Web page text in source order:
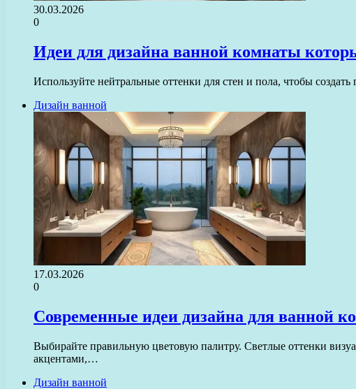
30.03.2026
0
Идеи для дизайна ванной комнаты
Используйте нейтральные оттенки для стен и пола, чтобы
Дизайн ванной
17.03.2026
0
Современные идеи дизайна для ванной
Выбирайте правильную цветовую палитру. Светлые оттенки
акцентами,…
Дизайн ванной